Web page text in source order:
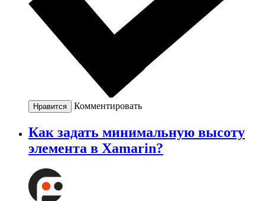
Нравится Комментировать
Как задать минимальную высоту
элемента в Xamarin?